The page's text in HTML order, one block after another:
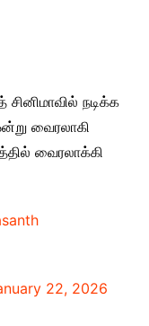
நடிக்க
வைரலாகி
வைரலாக்கி
22, 2026